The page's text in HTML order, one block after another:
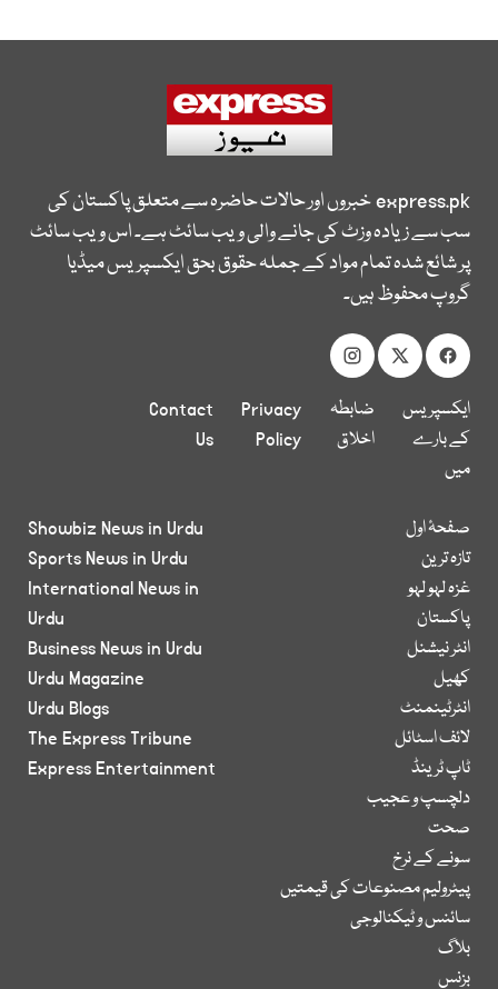
express.pkخبروں اور حالات حاضرہ سے متعلق پاکستان کی
سب سے زیادہ وزٹ کی جانے والی ویب سائٹ ہے۔ اس ویب سائٹ
پر شائع شدہ تمام مواد کے جملہ حقوق بحق ایکسپریس میڈیا
گروپ محفوظ ہیں۔
ایکسپریس
کے بارے
میں
ضابطہ
اخلاق
Privacy
Policy
Contact
Us
صفحۂ اول
تازہ ترین
غزہ لہو لہو
پاکستان
انٹر نیشنل
کھیل
انٹرٹینمنٹ
لائف اسٹائل
ٹاپ ٹرینڈ
دلچسپ و عجیب
صحت
سونے کے نرخ
پیٹرولیم مصنوعات کی قیمتیں
سائنس و ٹیکنالوجی
بلاگ
بزنس
Showbiz News in Urdu
Sports News in Urdu
International News in
Urdu
Business News in Urdu
Urdu Magazine
Urdu Blogs
The Express Tribune
Express Entertainment